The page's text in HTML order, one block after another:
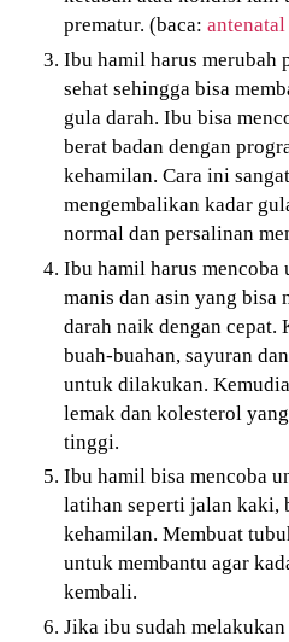
prematur. (baca:
Ibu hamil harus merubah
sehat sehingga bisa
gula darah. Ibu bisa
berat badan dengan
kehamilan. Cara ini
mengembalikan kadar
normal dan persalinan
Ibu hamil harus mencoba
manis dan asin yang bisa
darah naik dengan cepat.
buah-buahan, sayuran
untuk dilakukan.
lemak dan kolesterol
tinggi.
Ibu hamil bisa mencoba
latihan seperti jalan kaki,
kehamilan. Membuat
untuk membantu agar
kembali.
Jika ibu sudah